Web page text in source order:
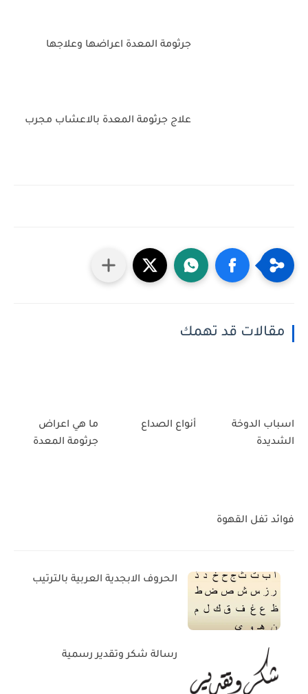
جرثومة المعدة اعراضها وعلاجها
علاج جرثومة المعدة بالاعشاب مجرب
مقالات قد تهمك
اسباب الدوخة
الشديدة
أنواع الصداع
ما هي اعراض
جرثومة المعدة
فوائد تفل القهوة
الحروف الابجدية العربية بالترتيب
رسالة شكر وتقدير رسمية